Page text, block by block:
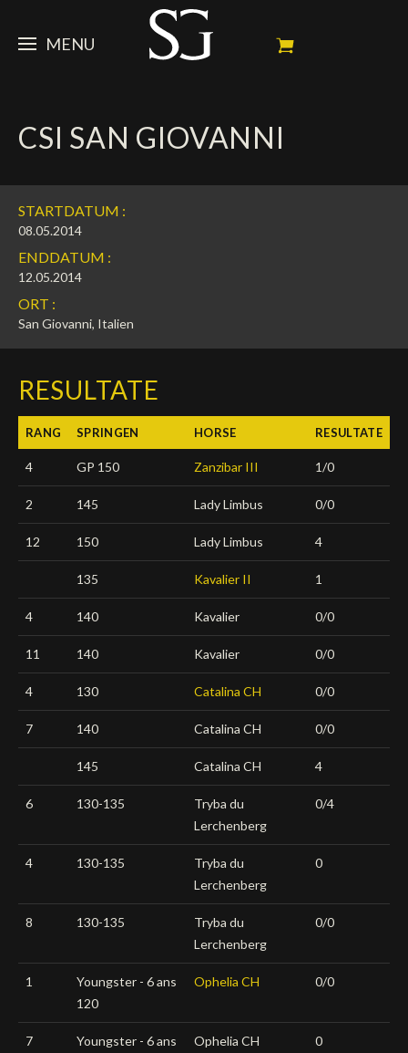
MENU
Porträt
Erfolge
Ambassador
NEWS
News
Dossiers
Kalender
Nächste Turniere
Fotogalerie
Videos
Presse
PFERDE
Meine Turnierpferde
In memorium
Zuchthengst
SPONSOREN
Mäzene
Sponsoren
Partner
FAN ZONE
Autogramm
Social Newsroom
SHOP
Français
English
Deutsch
CSI SAN GIOVANNI
STARTDATUM :
08.05.2014
ENDDATUM :
12.05.2014
ORT :
San Giovanni, Italien
RESULTATE
RANG SPRINGEN HORSE RESULTATE
4 GP 150 Zanzibar III 1/0
2 145 Lady Limbus 0/0
12 150 Lady Limbus 4
135 Kavalier II 1
4 140 Kavalier 0/0
11 140 Kavalier 0/0
4 130 Catalina CH 0/0
7 140 Catalina CH 0/0
145 Catalina CH 4
6 130-135
Tryba du
Lerchenberg
0/4
4 130-135
Tryba du
Lerchenberg
0
8 130-135
Tryba du
Lerchenberg
0/0
1
Youngster - 6 ans
120
Ophelia CH 0/0
7
Youngster - 6 ans
Ophelia CH 0